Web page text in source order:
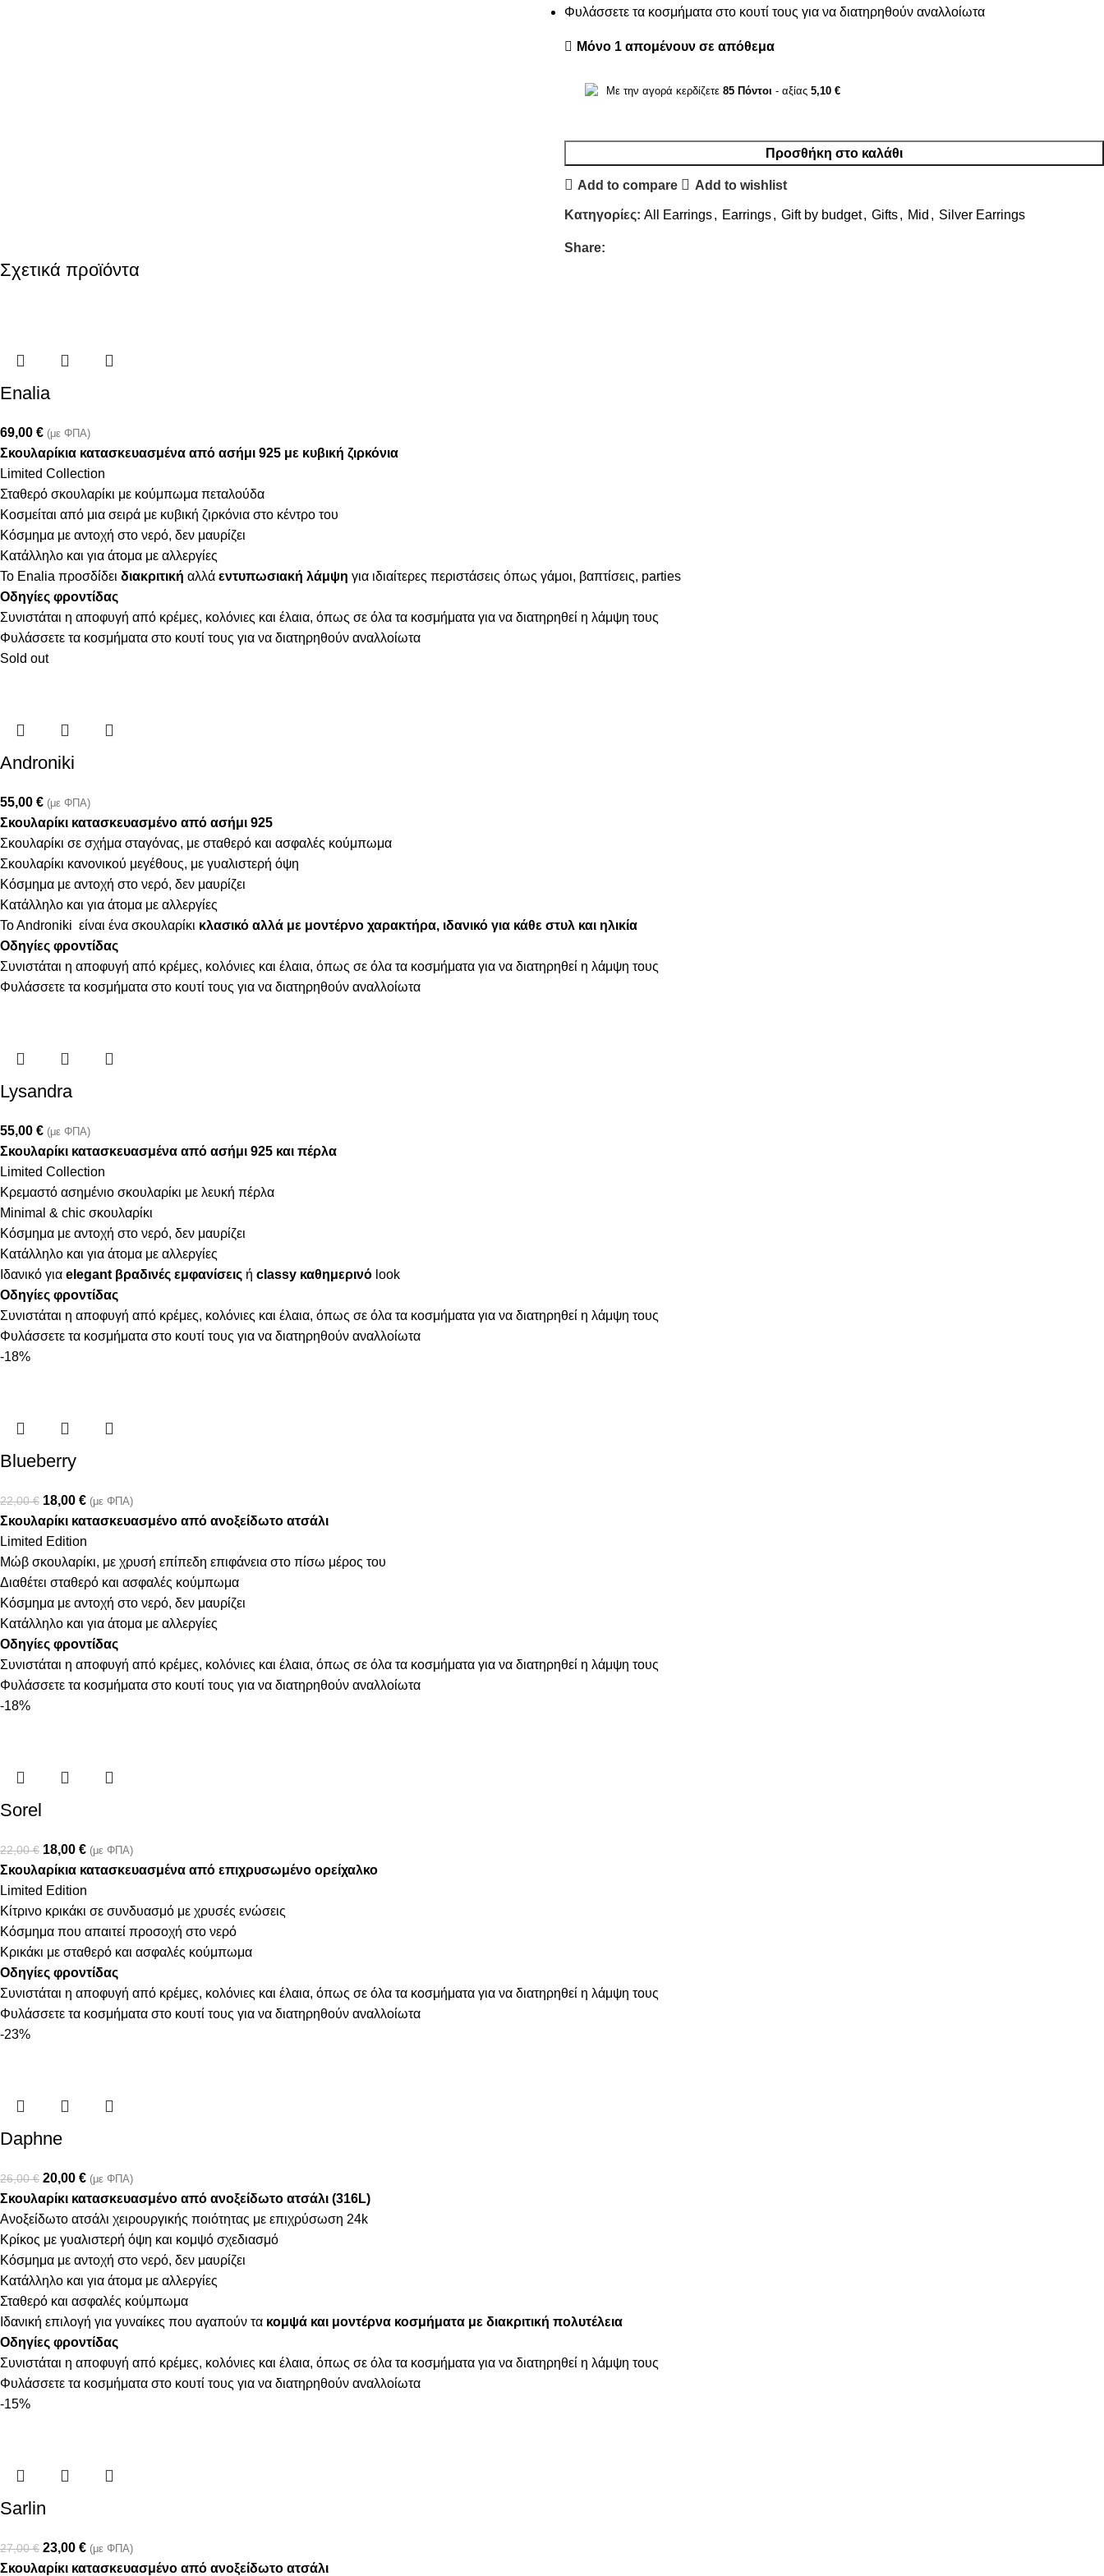
Φυλάσσετε τα κοσμήματα στο κουτί τους για να διατηρηθούν αναλλοίωτα
Μόνο 1 απομένουν σε απόθεμα
Με την αγορά κερδίζετε 85 Πόντοι - αξίας 5,10 €
Προσθήκη στο καλάθι
Add to compare Add to wishlist
Κατηγορίες: All Earrings, Earrings, Gift by budget, Gifts, Mid , Silver Earrings
Share:
Σχετικά προϊόντα
Enalia
69,00 € (με ΦΠΑ)
Σκουλαρίκια κατασκευασμένα από ασήμι 925 με κυβική ζιρκόνια
Limited Collection
Σταθερό σκουλαρίκι με κούμπωμα πεταλούδα
Κοσμείται από μια σειρά με κυβική ζιρκόνια στο κέντρο του
Κόσμημα με αντοχή στο νερό, δεν μαυρίζει
Κατάλληλο και για άτομα με αλλεργίες
Το Enalia προσδίδει διακριτική αλλά εντυπωσιακή λάμψη για ιδιαίτερες περιστάσεις όπως γάμοι, βαπτίσεις, parties
Οδηγίες φροντίδας
Συνιστάται η αποφυγή από κρέμες, κολόνιες και έλαια, όπως σε όλα τα κοσμήματα για να διατηρηθεί η λάμψη τους
Φυλάσσετε τα κοσμήματα στο κουτί τους για να διατηρηθούν αναλλοίωτα
Sold out
Androniki
55,00 € (με ΦΠΑ)
Σκουλαρίκι κατασκευασμένο από ασήμι 925
Σκουλαρίκι σε σχήμα σταγόνας, με σταθερό και ασφαλές κούμπωμα
Σκουλαρίκι κανονικού μεγέθους, με γυαλιστερή όψη
Κόσμημα με αντοχή στο νερό, δεν μαυρίζει
Κατάλληλο και για άτομα με αλλεργίες
To Androniki είναι ένα σκουλαρίκι κλασικό αλλά με μοντέρνο χαρακτήρα, ιδανικό για κάθε στυλ και ηλικία
Οδηγίες φροντίδας
Συνιστάται η αποφυγή από κρέμες, κολόνιες και έλαια, όπως σε όλα τα κοσμήματα για να διατηρηθεί η λάμψη τους
Φυλάσσετε τα κοσμήματα στο κουτί τους για να διατηρηθούν αναλλοίωτα
Lysandra
55,00 € (με ΦΠΑ)
Σκουλαρίκι κατασκευασμένα από ασήμι 925 και πέρλα
Limited Collection
Κρεμαστό ασημένιο σκουλαρίκι με λευκή πέρλα
Minimal & chic σκουλαρίκι
Κόσμημα με αντοχή στο νερό, δεν μαυρίζει
Κατάλληλο και για άτομα με αλλεργίες
Ιδανικό για elegant βραδινές εμφανίσεις ή classy καθημερινό look
Οδηγίες φροντίδας
Συνιστάται η αποφυγή από κρέμες, κολόνιες και έλαια, όπως σε όλα τα κοσμήματα για να διατηρηθεί η λάμψη τους
Φυλάσσετε τα κοσμήματα στο κουτί τους για να διατηρηθούν αναλλοίωτα
-18%
Blueberry
22,00€ 18,00 € (με ΦΠΑ)
Σκουλαρίκι κατασκευασμένο από ανοξείδωτο ατσάλι
Limited Edition
Μώβ σκουλαρίκι, με χρυσή επίπεδη επιφάνεια στο πίσω μέρος του
Διαθέτει σταθερό και ασφαλές κούμπωμα
Κόσμημα με αντοχή στο νερό, δεν μαυρίζει
Κατάλληλο και για άτομα με αλλεργίες
Οδηγίες φροντίδας
Συνιστάται η αποφυγή από κρέμες, κολόνιες και έλαια, όπως σε όλα τα κοσμήματα για να διατηρηθεί η λάμψη τους
Φυλάσσετε τα κοσμήματα στο κουτί τους για να διατηρηθούν αναλλοίωτα
-18%
Sorel
22,00€ 18,00 € (με ΦΠΑ)
Σκουλαρίκια κατασκευασμένα από επιχρυσωμένο ορείχαλκο
Limited Edition
Κίτρινο κρικάκι σε συνδυασμό με χρυσές ενώσεις
Κόσμημα που απαιτεί προσοχή στο νερό
Κρικάκι με σταθερό και ασφαλές κούμπωμα
Οδηγίες φροντίδας
Συνιστάται η αποφυγή από κρέμες, κολόνιες και έλαια, όπως σε όλα τα κοσμήματα για να διατηρηθεί η λάμψη τους
Φυλάσσετε τα κοσμήματα στο κουτί τους για να διατηρηθούν αναλλοίωτα
-23%
Daphne
26,00€ 20,00 € (με ΦΠΑ)
Σκουλαρίκι κατασκευασμένο από ανοξείδωτο ατσάλι (316L)
Ανοξείδωτο ατσάλι χειρουργικής ποιότητας με επιχρύσωση 24k
Κρίκος με γυαλιστερή όψη και κομψό σχεδιασμό
Κόσμημα με αντοχή στο νερό, δεν μαυρίζει
Κατάλληλο και για άτομα με αλλεργίες
Σταθερό και ασφαλές κούμπωμα
Ιδανική επιλογή για γυναίκες που αγαπούν τα κομψά και μοντέρνα κοσμήματα με διακριτική πολυτέλεια
Οδηγίες φροντίδας
Συνιστάται η αποφυγή από κρέμες, κολόνιες και έλαια, όπως σε όλα τα κοσμήματα για να διατηρηθεί η λάμψη τους
Φυλάσσετε τα κοσμήματα στο κουτί τους για να διατηρηθούν αναλλοίωτα
-15%
Sarlin
27,00€ 23,00 € (με ΦΠΑ)
Σκουλαρίκι κατασκευασμένο από ανοξείδωτο ατσάλι